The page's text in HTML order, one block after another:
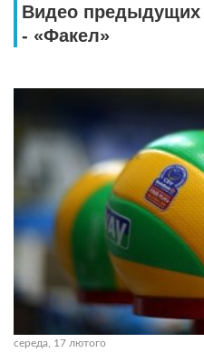
Видео предыдущих
- «Факел»
середа, 17 лютого